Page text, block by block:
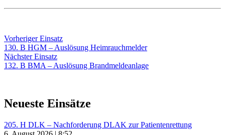
Beitragsnavigation
Vorheriger EinsatzVorheriger
Einsatz:
130. B HGM – Auslösung Heimrauchmelder
Nächster EinsatzNächster
Einsatz:
132. B BMA – Auslösung Brandmeldeanlage
Neueste Einsätze
205. H DLK – Nachforderung DLAK zur Patientenrettung